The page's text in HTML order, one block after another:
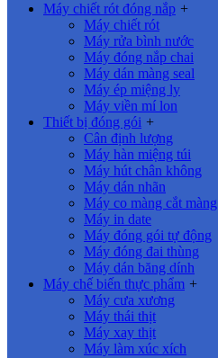
Máy chiết rót đóng nắp +
Máy chiết rót
Máy rửa bình nước
Máy đóng nắp chai
Máy dán màng seal
Máy ép miệng ly
Máy viền mí lon
Thiết bị đóng gói +
Cân định lượng
Máy hàn miệng túi
Máy hút chân không
Máy dán nhãn
Máy co màng cắt màng
Máy in date
Máy đóng gói tự động
Máy đóng đai thùng
Máy dán băng dính
Máy chế biến thực phẩm +
Máy cưa xương
Máy thái thịt
Máy xay thịt
Máy làm xúc xích